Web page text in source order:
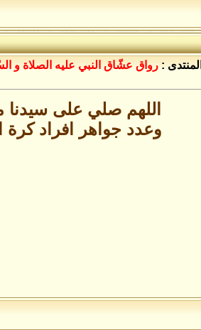
المنتدى : رواق عشّاق النبي عليه الصلاة و
اللهم صلي على
وعدد جواهر افراد